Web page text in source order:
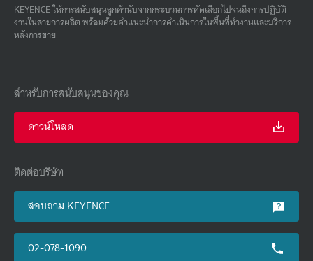
KEYENCE ให้การสนับสนุนลูกค้านับจากกระบวนการคัดเลือกไปจนถึงการปฏิบัติ
งานในสายการผลิต พร้อมด้วยคําแนะนําการดําเนินการในพื้นที่ทํางานและบริการ
หลังการขาย
สำหรับการสนับสนุนของคุณ
ดาวน์โหลด
ติดต่อบริษัท
สอบถาม KEYENCE
02-078-1090